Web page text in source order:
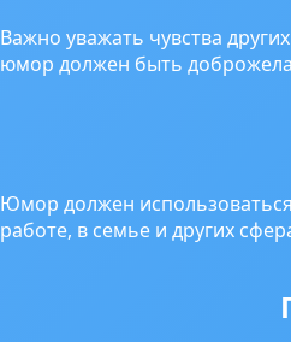
Важно уважать чувства
юмор должен быть
Юмор должен
работе, в семье и других